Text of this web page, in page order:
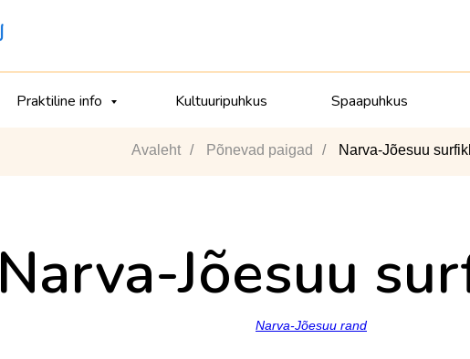
Praktiline info Kultuuripuhkus Spaapuhkus
Avaleht / Põnevad paigad / Narva-Jõesuu
Narva-Jõesuu
Narva-Jõesuu rand